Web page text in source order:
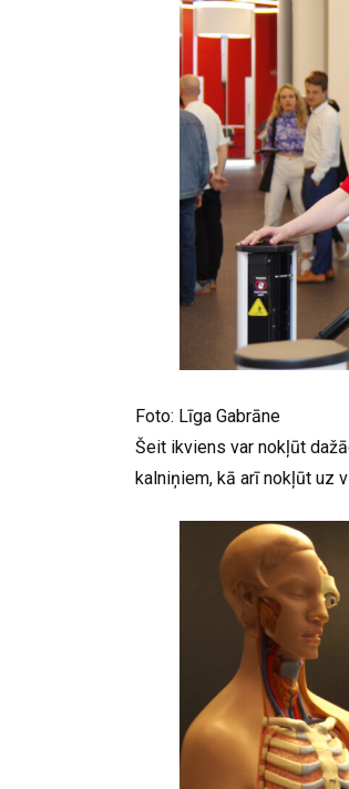
Foto: Līga Gabrāne
Šeit ikviens var nokļūt
kalniņiem, kā arī nokļūt uz